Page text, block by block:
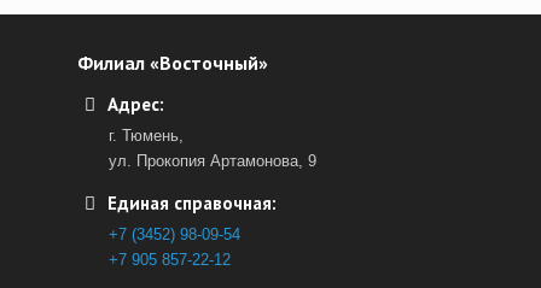
Филиал «Восточный»
Адрес:
г. Тюмень,
ул. Прокопия Артамонова, 9
Единая справочная:
+7 (3452) 98-09-54
+7 905 857-22-12